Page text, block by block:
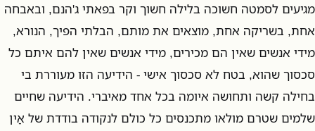
מגיעים לסמטה חשוכה בלילה חשוך וקר בפאתי ג'הנם, ובאבחה
אחת, בשריקה אחת, מוצאים את מותם, הבלתי הפיך, הנורא,
מידי אנשים שאין הם מכירים, מידי אנשים שאין להם איתם כל
סכסוך שהוא, בטח לא סכסוך אישי - הידיעה הזו מעוררת בי
בחילה קשה ותחושה איומה בכל אחד מאיברי. הידיעה שחיים
שלמים שטרם מולאו מתכנסים כל כולם לנקודה בודדת של אַין